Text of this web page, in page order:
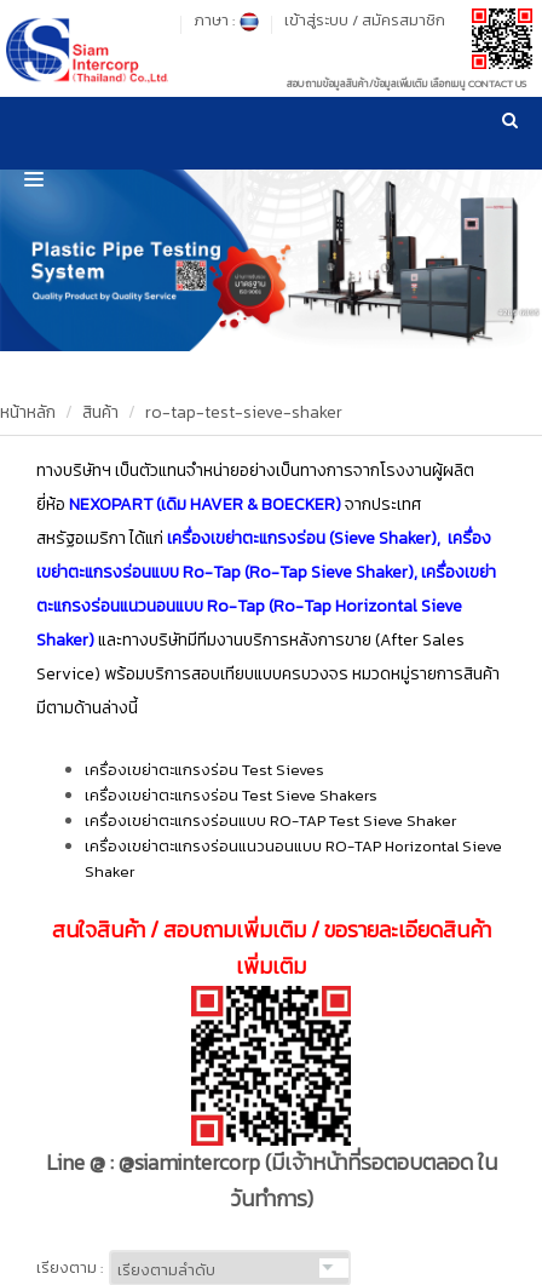
รู้ลึก รู้จริง เรื่องเครื่องมือทดสอบวัสดุ ! ยืน 1 เรื่องมาตรฐานการให้บริการ
เข้าสู่ระบบ / สมัครสมาชิก
ภาษา :
สอบถามข้อมูลสินค้า/ข้อมูลเพิ่มเติม เลือกเมนู CONTACT US
HOME
PRODUCT
OUR CLIENTS
OUR WORKS
CALIBRATION
CONTACT US
หน้าหลัก สินค้า ro-tap-test-sieve-shaker
ทางบริษัทฯ เป็นตัวแทนจำหน่ายอย่างเป็นทางการจากโรงงานผู้ผลิต
ยี่ห้อNEXOPART (เดิม HAVER & BOECKER)จากประเทศ
สหรัฐอเมริกา ได้แก่เครื่องเขย่าตะแกรงร่อน (Sieve Shaker), เครื่อง
เขย่าตะแกรงร่อนแบบ Ro-Tap (Ro-Tap Sieve Shaker), เครื่องเขย่า
ตะแกรงร่อนแนวนอนแบบ Ro-Tap (Ro-Tap Horizontal Sieve
Shaker)และทางบริษัทมีทีมงานบริการหลังการขาย (After Sales
Service) พร้อมบริการสอบเทียบแบบครบวงจร หมวดหมู่รายการสินค้า
มีตามด้านล่างนี้
เครื่องเขย่าตะแกรงร่อน Test Sieves
เครื่องเขย่าตะแกรงร่อน Test Sieve Shakers
เครื่องเขย่าตะแกรงร่อนแบบ RO-TAP Test Sieve Shaker
เครื่องเขย่าตะแกรงร่อนแนวนอนแบบ RO-TAP Horizontal Sieve
Shaker
สนใจสินค้า / สอบถามเพิ่มเติม / ขอรายละเอียดสินค้า
เพิ่มเติม
Line @ : @siamintercorp(มีเจ้าหน้าที่รอตอบตลอด ใน
วันทำการ)
เรียงตาม :